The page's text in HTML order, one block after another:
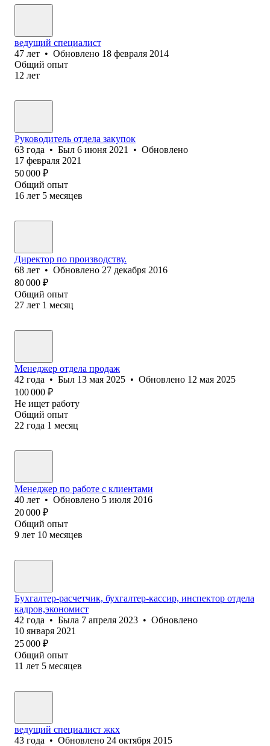
ведущий специалист
47 лет • Обновлено 18 февраля 2014
Общий опыт
12 лет
Руководитель отдела закупок
63 года • Был 6 июня 2021 • Обновлено
17 февраля 2021
50 000 ₽
Общий опыт
16 лет 5 месяцев
Директор по производству.
68 лет • Обновлено 27 декабря 2016
80 000 ₽
Общий опыт
27 лет 1 месяц
Менеджер отдела продаж
42 года • Был 13 мая 2025 • Обновлено 12 мая 2025
100 000 ₽
Не ищет работу
Общий опыт
22 года 1 месяц
Менеджер по работе с клиентами
40 лет • Обновлено 5 июля 2016
20 000 ₽
Общий опыт
9 лет 10 месяцев
Бухгалтер-расчетчик, бухгалтер-кассир, инспектор отдела
кадров,экономист
42 года • Была 7 апреля 2023 • Обновлено
10 января 2021
25 000 ₽
Общий опыт
11 лет 5 месяцев
ведущий специалист жкх
43 года • Обновлено 24 октября 2015